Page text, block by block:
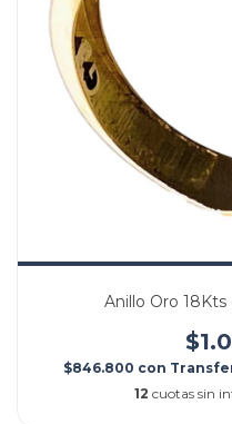
Anillo Oro
$846.800 con
12 cuotas sin